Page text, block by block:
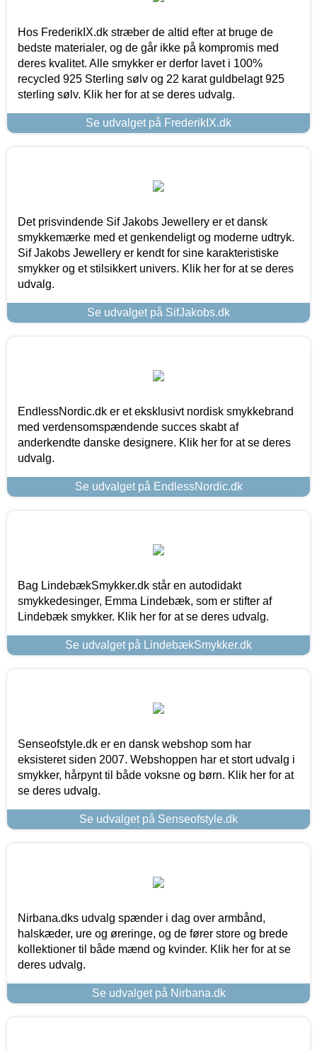
Hos FrederikIX.dk stræber de altid efter at bruge de
bedste materialer, og de går ikke på kompromis med
deres kvalitet. Alle smykker er derfor lavet i 100%
recycled 925 Sterling sølv og 22 karat guldbelagt 925
sterling sølv. Klik her for at se deres udvalg.
Se udvalget på FrederikIX.dk
Det prisvindende Sif Jakobs Jewellery er et dansk
smykkemærke med et genkendeligt og moderne udtryk.
Sif Jakobs Jewellery er kendt for sine karakteristiske
smykker og et stilsikkert univers. Klik her for at se deres
udvalg.
Se udvalget på SifJakobs.dk
EndlessNordic.dk er et eksklusivt nordisk smykkebrand
med verdensomspændende succes skabt af
anderkendte danske designere. Klik her for at se deres
udvalg.
Se udvalget på EndlessNordic.dk
Bag LindebækSmykker.dk står en autodidakt
smykkedesinger, Emma Lindebæk, som er stifter af
Lindebæk smykker. Klik her for at se deres udvalg.
Se udvalget på LindebækSmykker.dk
Senseofstyle.dk er en dansk webshop som har
eksisteret siden 2007. Webshoppen har et stort udvalg i
smykker, hårpynt til både voksne og børn. Klik her for at
se deres udvalg.
Se udvalget på Senseofstyle.dk
Nirbana.dks udvalg spænder i dag over armbånd,
halskæder, ure og øreringe, og de fører store og brede
kollektioner til både mænd og kvinder. Klik her for at se
deres udvalg.
Se udvalget på Nirbana.dk